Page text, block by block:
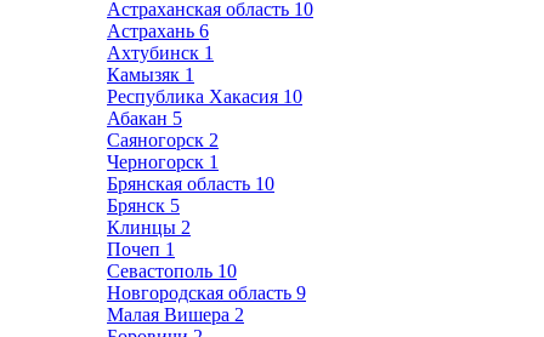
Астраханская область 10
Астрахань 6
Ахтубинск 1
Камызяк 1
Республика Хакасия 10
Абакан 5
Саяногорск 2
Черногорск 1
Брянская область 10
Брянск 5
Клинцы 2
Почеп 1
Севастополь 10
Новгородская область 9
Малая Вишера 2